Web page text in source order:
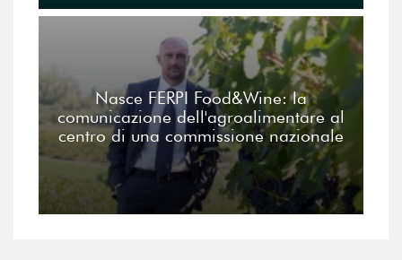
Nasce FERPI Food&Wine: la
comunicazione dell'agroalimentare al
centro di una commissione nazionale